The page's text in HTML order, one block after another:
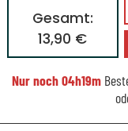
Gesamt:
13,90 €
Nur noch04h19m